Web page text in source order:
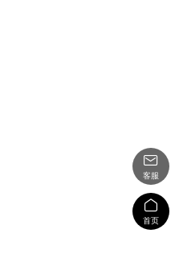

客服

首页